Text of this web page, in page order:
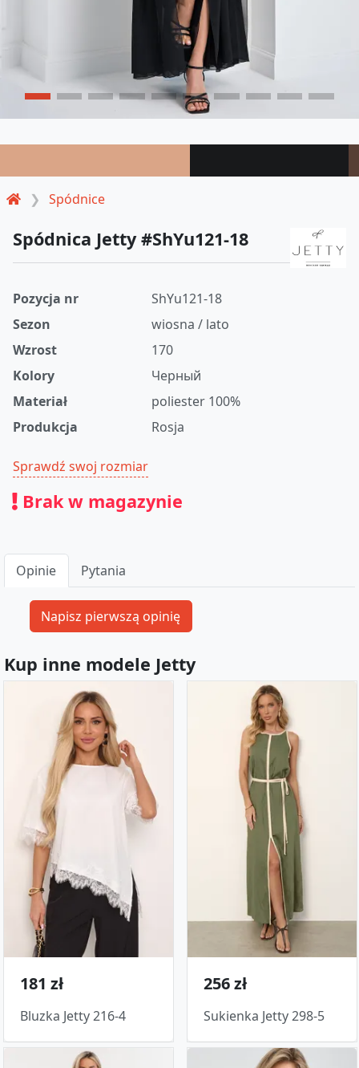
Spódnice
Spódnica Jetty #ShYu121-18
Pozycja nr
ShYu121-18
Sezon
wiosna / lato
Wzrost
170
Kolory
Черный
Materiał
poliester 100%
Produkcja
Rosja
Sprawdź swoj rozmiar
Brak w magazynie
Opinie Pytania
Kup inne modele Jetty
181 zł
Bluzka Jetty 216-4
256 zł
Sukienka Jetty 298-5